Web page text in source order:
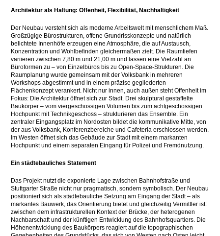
Architektur als Haltung: Offenheit, Flexibilität, Nachhaltigkeit
Der Neubau versteht sich als moderne Arbeitswelt mit menschlichem Maß.
Großzügige Bürostrukturen, offene Grundrisskonzepte und natürlich
belichtete Innenhöfe erzeugen eine Atmosphäre, die auf Austausch,
Konzentration und Wohlbefinden gleichermaßen zielt. Die Raumtiefen
variieren zwischen 7,80 m und 21,00 m und lassen eine Vielzahl an
Büroformen zu – von Einzelbüros bis zu Open-Space-Strukturen. Die
Raumplanung wurde gemeinsam mit der Volksbank in mehreren
Workshops abgestimmt und in einem präzise gegliederten
Flächenkonzept verankert. Nicht nur innen, auch außen steht Offenheit im
Fokus: Die Architektur öffnet sich zur Stadt. Drei skulptural gestaffelte
Baukörper – vom viergeschossigen Volumen bis zum achtgeschossigen
Hochpunkt mit Technikgeschoss – strukturieren das Ensemble. Ein
zentraler Eingangsplatz im Nordosten bildet die kommunikative Mitte, von
der aus Volksbank, Konferenzbereiche und Cafeteria erschlossen werden.
Im Westen öffnet sich das Gebäude zur Stadt mit einem markanten
Hochpunkt und einem separaten Eingang für Polizei und Fremdnutzung.
Ein städtebauliches Statement
Das Projekt nutzt die exponierte Lage zwischen Bahnhofstraße und
Stuttgarter Straße nicht nur pragmatisch, sondern symbolisch. Der Neubau
positioniert sich als städtebauliche Setzung am Eingang der Stadt – als
markantes Bauwerk, das Orientierung bietet und gleichzeitig Vermittler ist:
zwischen dem infrastrukturellen Kontext der Brücke, der heterogenen
Nachbarschaft und der künftigen Entwicklung des Bahnhofsquartiers. Die
Höhenentwicklung des Baukörpers reagiert auf die topographischen